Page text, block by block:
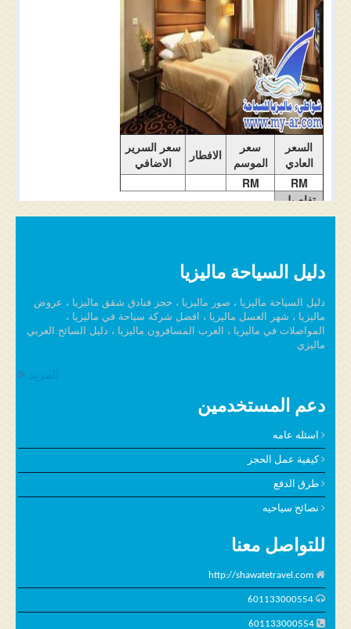
السعر
العادي
سعر
الموسم
الافطار
سعر السرير
الاضافي
RM
RM
تفاصيل
الغرفة
دليل السياحة ماليزيا
دليل السياحة ماليزيا ، صور ماليزيا ، حجز فنادق شقق ماليزيا ، عروض
ماليزيا ، شهر العسل ماليزيا ، افضل شركة سياحة في ماليزيا ،
المواصلات في ماليزيا ، العرب المسافرون ماليزيا ، دليل السائح العربي
ماليزي
المزيد
دعم المستخدمين
اسئله عامه
كيفية عمل الحجز
طرق الدفع
نصائح سياحيه
للتواصل معنا
http://shawatetravel.com
601133000554
601133000554